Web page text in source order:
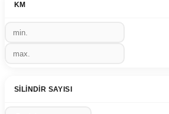
KM
SILINDIR SAYISI